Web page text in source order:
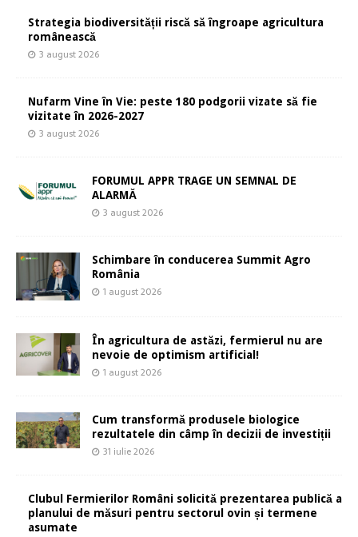
Strategia biodiversității riscă să îngroape agricultura
românească
3 august 2026
Nufarm Vine în Vie: peste 180 podgorii vizate să fie
vizitate în 2026-2027
3 august 2026
FORUMUL APPR TRAGE UN SEMNAL DE
ALARMĂ
3 august 2026
Schimbare în conducerea Summit Agro
România
1 august 2026
În agricultura de astăzi, fermierul nu are
nevoie de optimism artificial!
1 august 2026
Cum transformă produsele biologice
rezultatele din câmp în decizii de investiții
31 iulie 2026
Clubul Fermierilor Români solicită prezentarea publică a
planului de măsuri pentru sectorul ovin și termene
asumate